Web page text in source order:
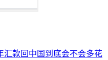
汇款回中国到底会不会多花